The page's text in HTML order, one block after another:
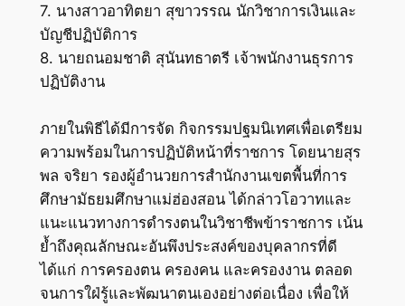
7. นางสาวอาทิตยา สุขาวรรณ นักวิชาการเงินและ
บัญชีปฏิบัติการ
8. นายถนอมชาติ สุนันทธาตรี เจ้าพนักงานธุรการ
ปฏิบัติงาน
ภายในพิธีได้มีการจัด กิจกรรมปฐมนิเทศเพื่อเตรียม
ความพร้อมในการปฏิบัติหน้าที่ราชการ โดยนายสุร
พล จริยา รองผู้อำนวยการสำนักงานเขตพื้นที่การ
ศึกษามัธยมศึกษาแม่ฮ่องสอน ได้กล่าวโอวาทและ
แนะแนวทางการดำรงตนในวิชาชีพข้าราชการ เน้น
ย้ำถึงคุณลักษณะอันพึงประสงค์ของบุคลากรที่ดี
ได้แก่ การครองตน ครองคน และครองงาน ตลอด
จนการใฝ่รู้และพัฒนาตนเองอย่างต่อเนื่อง เพื่อให้